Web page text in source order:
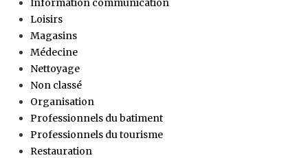
Loisirs
Magasins
Médecine
Nettoyage
Non classé
Organisation
Professionnels du batiment
Professionnels du tourisme
Restauration